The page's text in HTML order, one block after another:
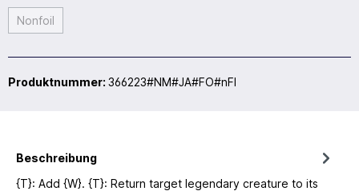
Nonfoil
Produktnummer: 366223#NM#JA#FO#nFI
Beschreibung
{T}: Add {W}. {T}: Return target legendary creature to its